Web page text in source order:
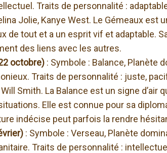
Traits de personnalité :
Jolie, Kanye West. Le Gémeaux est
de tout et a un esprit vif et adaptable.
des liens avec les autres.
octobre) : Symbole : Balance, Planète
Traits de personnalité : juste,
Smith. La Balance est un signe d’air
Elle est connue pour sa
indécise peut parfois la rendre
: Symbole : Verseau, Planète
Traits de personnalité :